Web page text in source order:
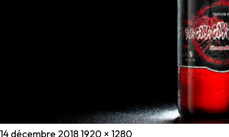
Publié
14 décembre 2018 Taille
1920 × 1280